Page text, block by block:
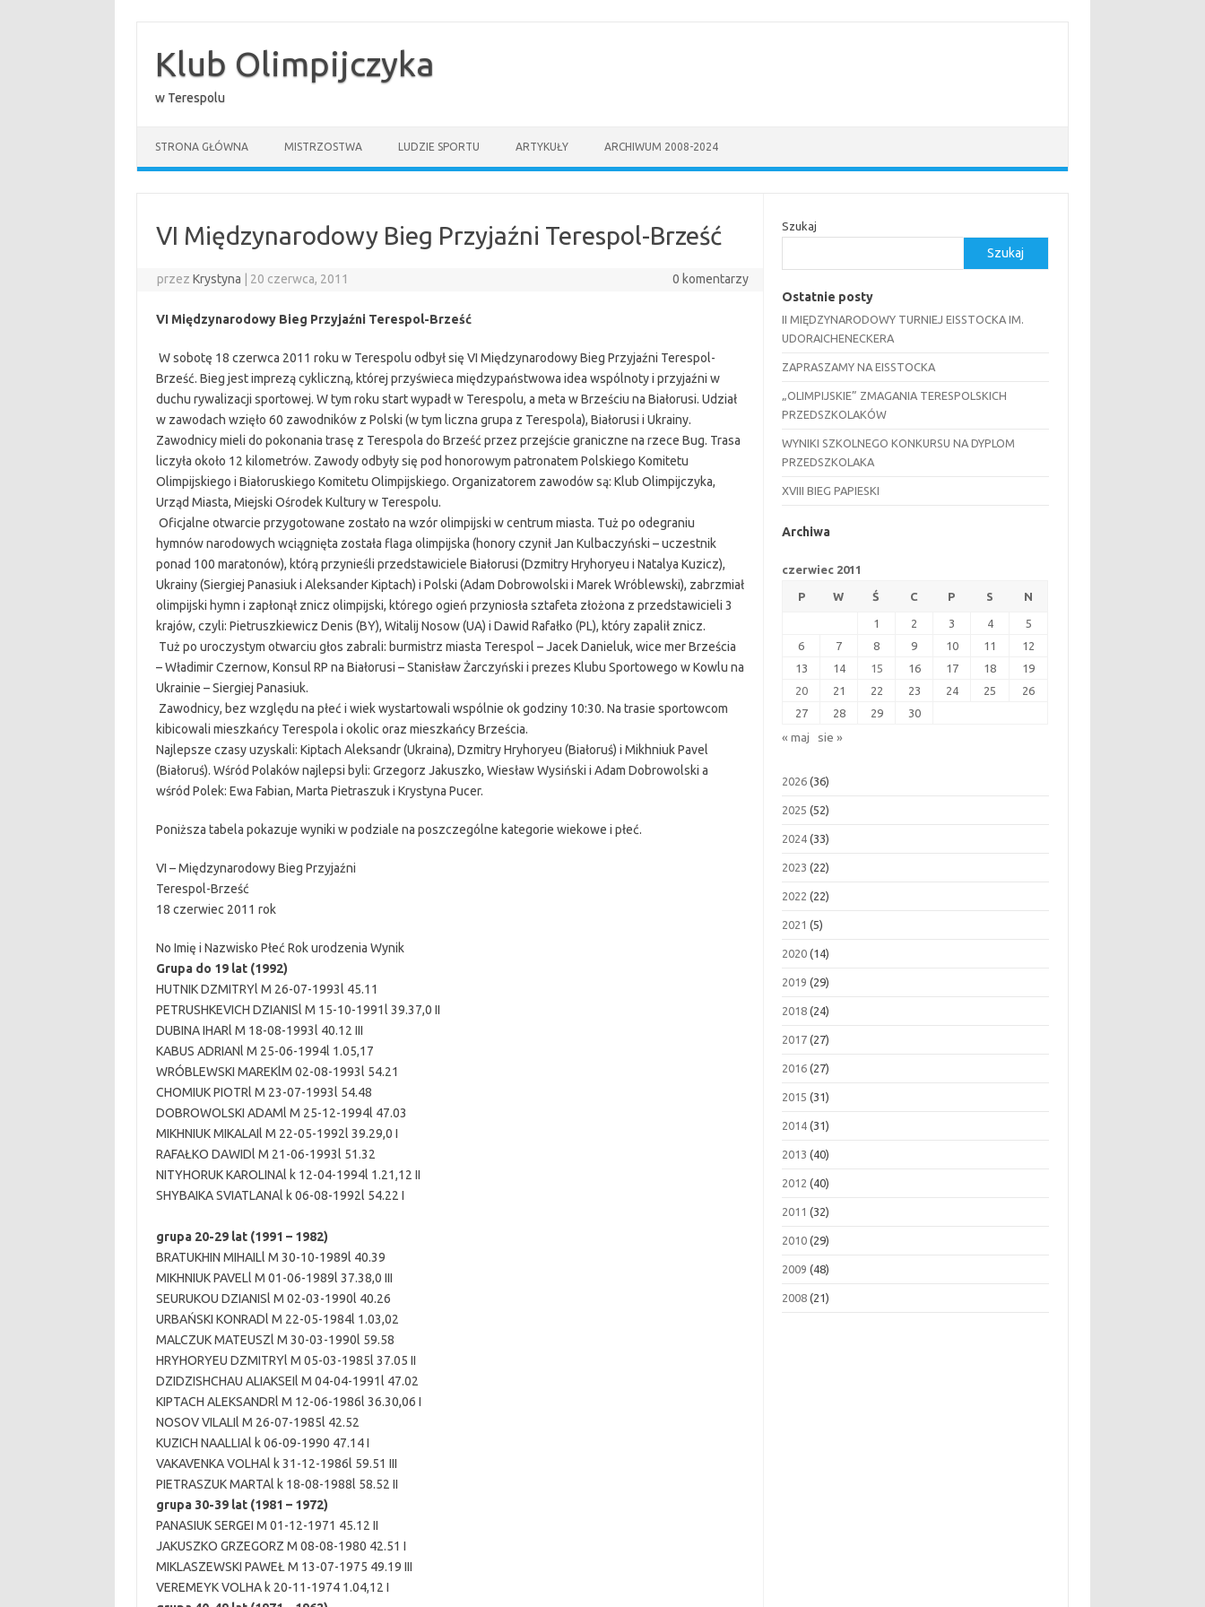
treściKlub Olimpijczyka
w Terespolu
STRONA GŁÓWNA MISTRZOSTWA LUDZIE SPORTU ARTYKUŁY ARCHIWUM 2008-2024
VI Międzynarodowy Bieg Przyjaźni Terespol-Brześć
przezKrystyna 20 czerwca, 2011 0 komentarzy
VI Międzynarodowy Bieg Przyjaźni Terespol-Brześć
W sobotę 18 czerwca 2011 roku w Terespolu odbył się VI Międzynarodowy Bieg Przyjaźni Terespol-
Brześć. Bieg jest imprezą cykliczną, której przyświeca międzypaństwowa idea wspólnoty i przyjaźni w
duchu rywalizacji sportowej. W tym roku start wypadł w Terespolu, a meta w Brześciu na Białorusi. Udział
w zawodach wzięło 60 zawodników z Polski (w tym liczna grupa z Terespola), Białorusi i Ukrainy.
Zawodnicy mieli do pokonania trasę z Terespola do Brześć przez przejście graniczne na rzece Bug. Trasa
liczyła około 12 kilometrów. Zawody odbyły się pod honorowym patronatem Polskiego Komitetu
Olimpijskiego i Białoruskiego Komitetu Olimpijskiego. Organizatorem zawodów są: Klub Olimpijczyka,
Urząd Miasta, Miejski Ośrodek Kultury w Terespolu.
Oficjalne otwarcie przygotowane zostało na wzór olimpijski w centrum miasta. Tuż po odegraniu
hymnów narodowych wciągnięta została flaga olimpijska (honory czynił Jan Kulbaczyński – uczestnik
ponad 100 maratonów), którą przynieśli przedstawiciele Białorusi (Dzmitry Hryhoryeu i Natalya Kuzicz),
Ukrainy (Siergiej Panasiuk i Aleksander Kiptach) i Polski (Adam Dobrowolski i Marek Wróblewski), zabrzmiał
olimpijski hymn i zapłonął znicz olimpijski, którego ogień przyniosła sztafeta złożona z przedstawicieli 3
krajów, czyli: Pietruszkiewicz Denis (BY), Witalij Nosow (UA) i Dawid Rafałko (PL), który zapalił znicz.
Tuż po uroczystym otwarciu głos zabrali: burmistrz miasta Terespol – Jacek Danieluk, wice mer Brześcia
– Władimir Czernow, Konsul RP na Białorusi – Stanisław Żarczyński i prezes Klubu Sportowego w Kowlu na
Ukrainie – Siergiej Panasiuk.
Zawodnicy, bez względu na płeć i wiek wystartowali wspólnie ok godziny 10:30. Na trasie sportowcom
kibicowali mieszkańcy Terespola i okolic oraz mieszkańcy Brześcia.
Najlepsze czasy uzyskali: Kiptach Aleksandr (Ukraina), Dzmitry Hryhoryeu (Białoruś) i Mikhniuk Pavel
(Białoruś). Wśród Polaków najlepsi byli: Grzegorz Jakuszko, Wiesław Wysiński i Adam Dobrowolski a
wśród Polek: Ewa Fabian, Marta Pietraszuk i Krystyna Pucer.
Poniższa tabela pokazuje wyniki w podziale na poszczególne kategorie wiekowe i płeć.
VI – Międzynarodowy Bieg Przyjaźni
Terespol-Brześć
18 czerwiec 2011 rok
No Imię i Nazwisko Płeć Rok urodzenia Wynik
Grupa do 19 lat (1992)
HUTNIK DZMITRYl M 26-07-1993l 45.11
PETRUSHKEVICH DZIANISl M 15-10-1991l 39.37,0 II
DUBINA IHARl M 18-08-1993l 40.12 III
KABUS ADRIANl M 25-06-1994l 1.05,17
WRÓBLEWSKI MAREKlM 02-08-1993l 54.21
CHOMIUK PIOTRl M 23-07-1993l 54.48
DOBROWOLSKI ADAMl M 25-12-1994l 47.03
MIKHNIUK MIKALAIl M 22-05-1992l 39.29,0 I
RAFAŁKO DAWIDl M 21-06-1993l 51.32
NITYHORUK KAROLINAl k 12-04-1994l 1.21,12 II
SHYBAIKA SVIATLANAl k 06-08-1992l 54.22 I
grupa 20-29 lat (1991 – 1982)
BRATUKHIN MIHAILl M 30-10-1989l 40.39
MIKHNIUK PAVELl M 01-06-1989l 37.38,0 III
SEURUKOU DZIANISl M 02-03-1990l 40.26
URBAŃSKI KONRADl M 22-05-1984l 1.03,02
MALCZUK MATEUSZl M 30-03-1990l 59.58
HRYHORYEU DZMITRYl M 05-03-1985l 37.05 II
DZIDZISHCHAU ALIAKSEIl M 04-04-1991l 47.02
KIPTACH ALEKSANDRl M 12-06-1986l 36.30,06 I
NOSOV VILALIl M 26-07-1985l 42.52
KUZICH NAALLIAl k 06-09-1990 47.14 I
VAKAVENKA VOLHAl k 31-12-1986l 59.51 III
PIETRASZUK MARTAl k 18-08-1988l 58.52 II
grupa 30-39 lat (1981 – 1972)
PANASIUK SERGEI M 01-12-1971 45.12 II
JAKUSZKO GRZEGORZ M 08-08-1980 42.51 I
MIKLASZEWSKI PAWEŁ M 13-07-1975 49.19 III
VEREMEYK VOLHA k 20-11-1974 1.04,12 I
Szukaj
Szukaj
Ostatnie posty
II MIĘDZYNARODOWY TURNIEJ EISSTOCKA IM.
UDORAICHENECKERA
ZAPRASZAMY NA EISSTOCKA
„OLIMPIJSKIE” ZMAGANIA TERESPOLSKICH
PRZEDSZKOLAKÓW
WYNIKI SZKOLNEGO KONKURSU NA DYPLOM
PRZEDSZKOLAKA
XVIII BIEG PAPIESKI
Archiwa
czerwiec 2011
P W Ś C P S N
1 2 3 4
5
6
7 8 9 10 11
12
13
14 15 16 17 18
19
20
21 22 23 24 25
26
27
28 29 30
« maj sie »
2026 (36)
2025 (52)
2024 (33)
2023 (22)
2022 (22)
2021 (5)
2020 (14)
2019 (29)
2018 (24)
2017 (27)
2016 (27)
2015 (31)
2014 (31)
2013 (40)
2012 (40)
2011 (32)
2010 (29)
2009 (48)
2008 (21)